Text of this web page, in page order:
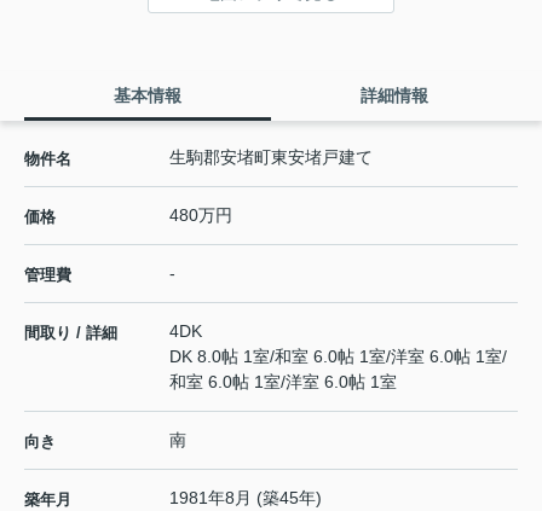
基本情報 詳細情報
物件名 生駒郡安堵町東安堵戸建て
価格 480万円
管理費 -
間取り / 詳細
4DK
DK 8.0帖 1室/和室 6.0帖 1室/洋室 6.0帖 1室/
和室 6.0帖 1室/洋室 6.0帖 1室
向き 南
築年月 1981年8月 (築45年)